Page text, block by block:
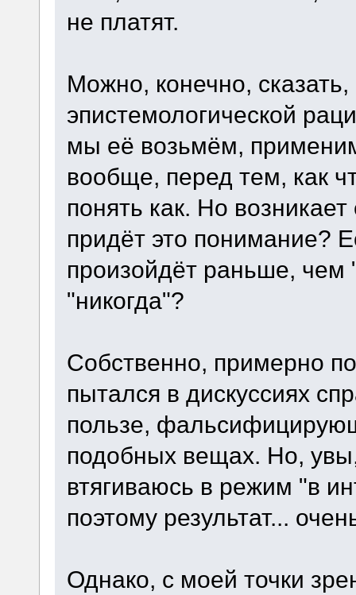
не платят.
Можно, конечно,
эпистемологической
мы её возьмём,
вообще, перед тем, как
понять как. Но
придёт это понимание?
произойдёт раньше,
"никогда"?
Собственно, примерно
пытался в дискуссиях
пользе,
подобных вещах. Но,
втягиваюсь в режим "в
поэтому результат...
Однако, с моей точки